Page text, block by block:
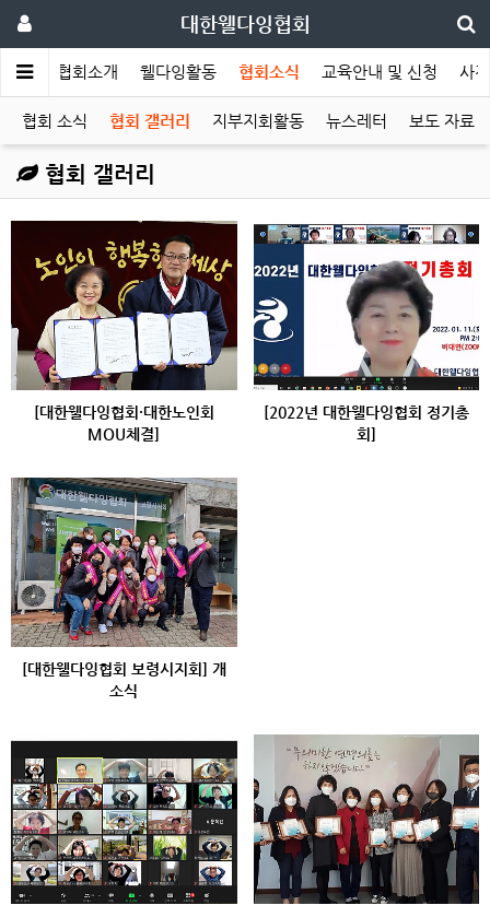
대한웰다잉협회
메인 협회소개 웰다잉활동 협회소식 교육안내 및 신청 사
협회 소식 협회 갤러리 지부지회활동 뉴스레터 보도 자료
협회 갤러리
[대한웰다잉협회·대한노인회
MOU체결]
[2022년 대한웰다잉협회 정기총
회]
[대한웰다잉협회 보령시지회] 개
소식